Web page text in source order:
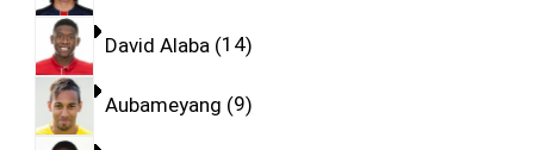
David Alaba 14
Aubameyang 9